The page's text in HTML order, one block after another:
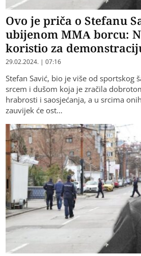
Ovo je priča o Stefanu
ubijenom MMA borcu:
koristio za
29.02.2024. | 07:16
Stefan Savić, bio je više od sportskog
srcem i dušom koja je zračila
hrabrosti i saosjećanja, a u srcima
zauvijek će ost…